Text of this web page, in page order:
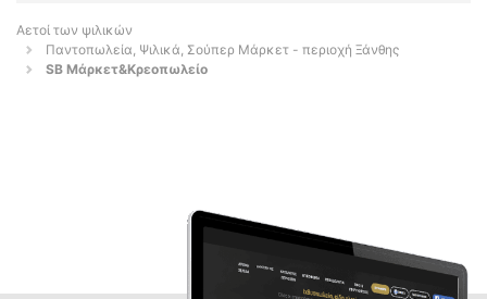
Αετοί των ψιλικών
Παντοπωλεία, Ψιλικά, Σούπερ Μάρκετ - περιοχή Ξάνθης
SB Μάρκετ&Κρεοπωλείο